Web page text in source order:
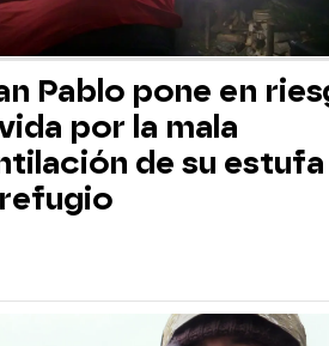
Pablo pone en
por la mala
de su estufa